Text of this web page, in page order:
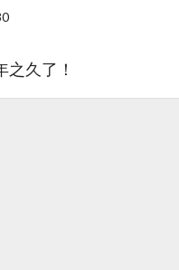
久了！